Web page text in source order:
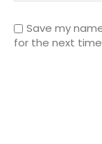
Save my
for the next